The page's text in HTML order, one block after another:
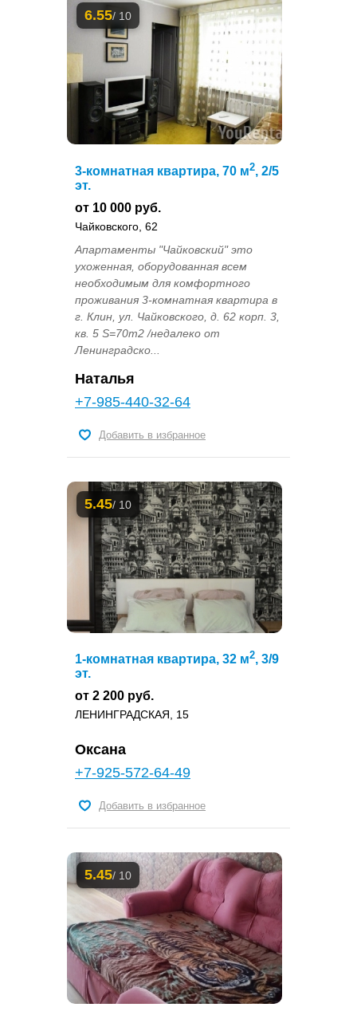
6.55/ 10
3-комнатная квартира, 70 м2, 2/5
эт.
от 10 000 руб.
Чайковского, 62
Апартаменты "Чайковский" это
ухоженная, оборудованная всем
необходимым для комфортного
проживания 3-комнатная квартира в
г. Клин, ул. Чайковского, д. 62 корп. 3,
кв. 5 S=70m2 /недалеко от
Ленинградско...
Наталья
+7-985-440-32-64
Добавить в избранное
5.45/ 10
1-комнатная квартира, 32 м2, 3/9
эт.
от 2 200 руб.
ЛЕНИНГРАДСКАЯ, 15
Оксана
+7-925-572-64-49
Добавить в избранное
5.45/ 10